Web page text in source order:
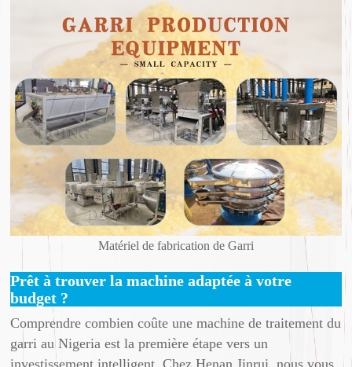
Matériel de fabrication de Garri
Prêt à trouver la machine adaptée à votre
budget ?
Comprendre combien coûte une machine de traitement du
garri au Nigeria est la première étape vers un
investissement intelligent. Chez Henan Jinrui, nous vous